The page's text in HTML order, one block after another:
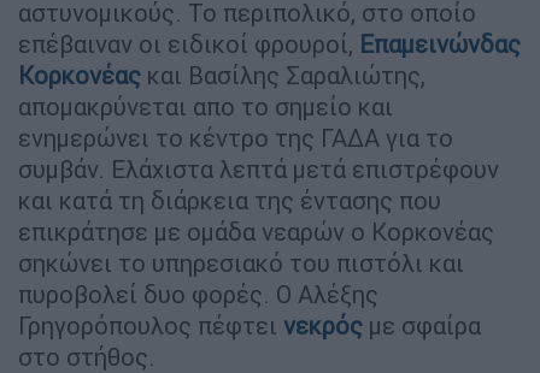
αστυνομικούς. Το περιπολικό, στο οποίο
επέβαιναν οι ειδικοί φρουροί, Επαμεινώνδας
Κορκονέας και Βασίλης Σαραλιώτης,
απομακρύνεται απο το σημείο και
ενημερώνει το κέντρο της ΓΑΔΑ για το
συμβάν. Ελάχιστα λεπτά μετά επιστρέφουν
και κατά τη διάρκεια της έντασης που
επικράτησε με ομάδα νεαρών ο Κορκονέας
σηκώνει το υπηρεσιακό του πιστόλι και
πυροβολεί δυο φορές. Ο Αλέξης
Γρηγορόπουλος πέφτει νεκρός με σφαίρα
στο στήθος.